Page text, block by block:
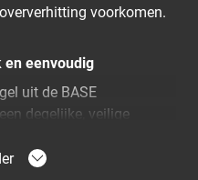
voorkomen.
en eenvoudig
uit de BASE
degelijke, veilige
kun je de tv veilig in de